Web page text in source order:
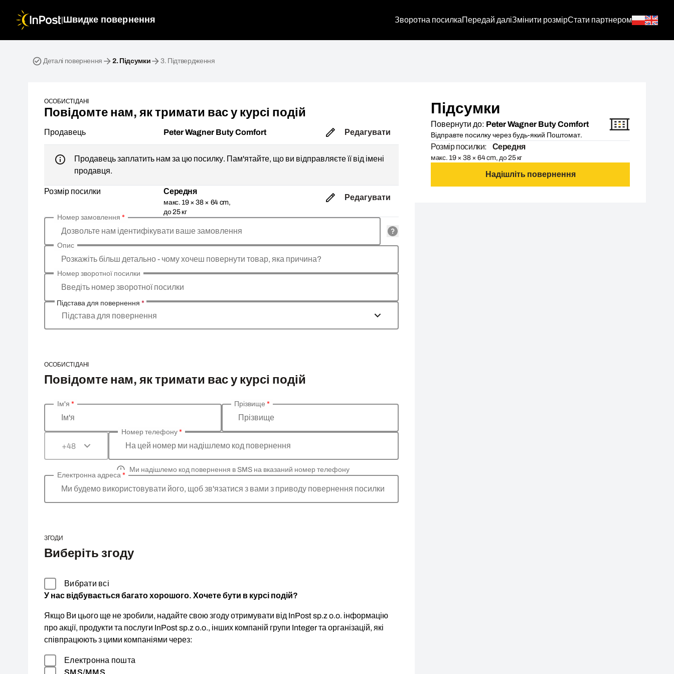
| Швидке повернення Зворотна посилкаПередай даліЗмінити розмірСтати партнером
Деталі повернення 2. Підсумки 3. Підтвердження
ОСОБИСТІ ДАНІ
Повідомте нам, як тримати вас у курсі подій
Продавець Peter Wagner Buty Comfort Редагувати
Продавець заплатить нам за цю посилку. Пам'ятайте, що ви відправляєте її від імені
продавця.
Розмір посилки Середня
макс. 19 × 38 × 64 cm,
до 25 кг
Редагувати
Дозвольте нам ідентифікувати ваше замовлення
Номер замовлення *
Розкажіть більш детально - чому хочеш повернути товар, яка причина?
Опис
Введіть номер зворотної посилки
Номер зворотної посилки
Підстава для повернення *
Підстава для повернення
ОСОБИСТІ ДАНІ
Повідомте нам, як тримати вас у курсі подій
Введіть ваші особисті дані
Ім'я
Ім'я *
Прізвище
Прізвище*
+48 На цей номер ми надішлемо код повернення
Номер телефону*
Ми надішлемо код повернення в SMS на вказаний номер телефону
Ми будемо використовувати його, щоб зв'язатися з вами з приводу повернення посилки
Електронна адреса*
ЗГОДИ
Виберіть згоду
Вибрати всі
У нас відбувається багато хорошого. Хочете бути в курсі подій?
Якщо Ви цього ще не зробили, надайте свою згоду отримувати від InPost sp.z o.o. інформацію
про акції, продукти та послуги InPost sp.z o.o., інших компаній групи Integer та організацій, які
співпрацюють з цими компаніями через:
Електронна пошта
Підсумки
Повернути до: Peter Wagner Buty Comfort
Відправте посилку через будь-який Поштомат.
Розмір посилки: Середня
макс. 19 × 38 × 64 cm, до 25 кг
Надішліть повернення